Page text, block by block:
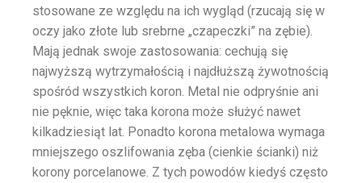
stosowane ze względu na ich wygląd (rzucają się w
oczy jako złote lub srebrne „czapeczki” na zębie).
Mają jednak swoje zastosowania: cechują się
najwyższą wytrzymałością i najdłuższą żywotnością
spośród wszystkich koron. Metal nie odpryśnie ani
nie pęknie, więc taka korona może służyć nawet
kilkadziesiąt lat. Ponadto korona metalowa wymaga
mniejszego oszlifowania zęba (cienkie ścianki) niż
korony porcelanowe​. Z tych powodów kiedyś często